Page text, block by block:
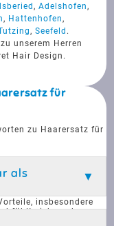
,Adelshofen,
, Hattenhofen,
,Seefeld .
unserem Herren
Hair Design.
für
zu Haarersatz für
als
insbesondere
fühlt sich auch so an,
zu erkennen.